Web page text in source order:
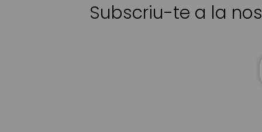
Subscriu-te a la